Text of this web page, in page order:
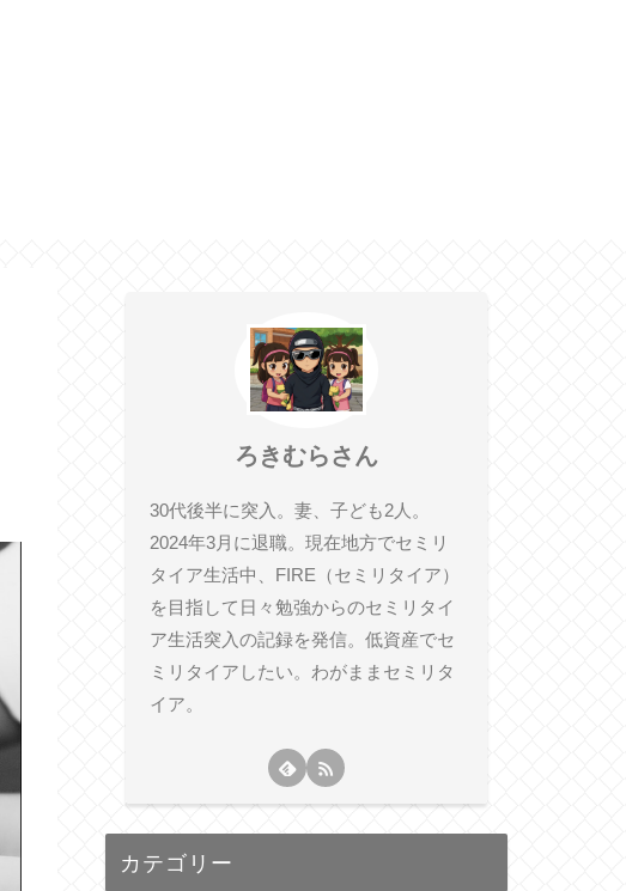
ろきむらさん
30代後半に突入。妻、子ども2人。
2024年3月に退職。現在地方でセミリ
タイア生活中、FIRE（セミリタイア）
を目指して日々勉強からのセミリタイ
ア生活突入の記録を発信。低資産でセ
ミリタイアしたい。わがままセミリタ
イア。
カテゴリー